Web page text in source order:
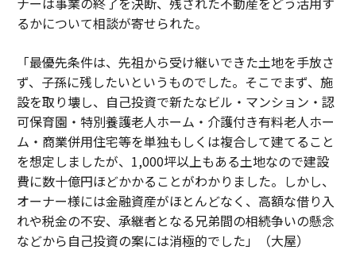
るかについて相談が寄せられた。
「最優先条件は、先祖から受け継いできた土地を手放さ
ず、子孫に残したいというものでした。そこでまず、施
設を取り壊し、自己投資で新たなビル・マンション・認
可保育園・特別養護老人ホーム・介護付き有料老人ホー
ム・商業併用住宅等を単独もしくは複合して建てること
を想定しましたが、1,000坪以上もある土地なので建設
費に数十億円ほどかかることがわかりました。しかし、
オーナー様には金融資産がほとんどなく、高額な借り入
れや税金の不安、承継者となる兄弟間の相続争いの懸念
などから自己投資の案には消極的でした」（大屋）